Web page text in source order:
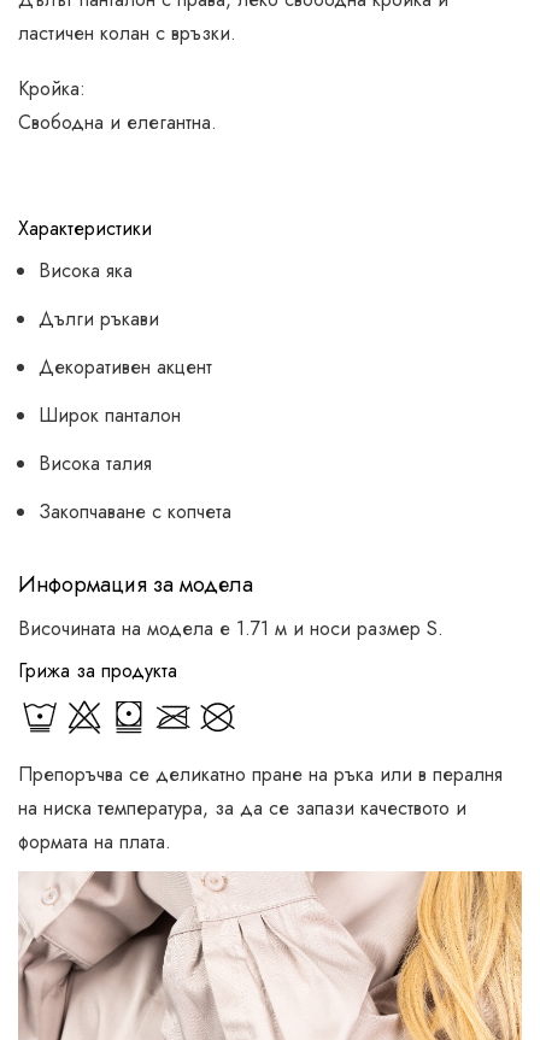
ластичен колан с връзки.
Кройка:
Свободна и елегантна.
Характеристики
Висока яка
Дълги ръкави
Декоративен акцент
Широк панталон
Висока талия
Закопчаване с копчета
Информация за модела
Височината на модела е 1.71 м и носи размер S.
Грижа за продукта
Препоръчва се деликатно пране на ръка или в пералня
на ниска температура, за да се запази качеството и
формата на плата.